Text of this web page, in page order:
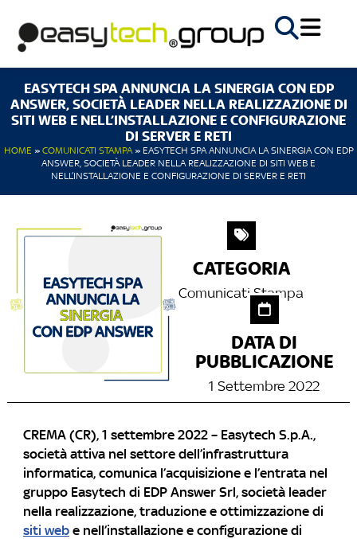
EASYTECH SPA ANNUNCIA LA SINERGIA CON EDP
ANSWER, SOCIETÀ LEADER NELLA REALIZZAZIONE DI
SITI WEB E NELL’INSTALLAZIONE E CONFIGURAZIONE
DI SERVER E RETI
HOME »COMUNICATI STAMPA» EASYTECH SPA ANNUNCIA LA SINERGIA CON EDP
ANSWER, SOCIETÀ LEADER NELLA REALIZZAZIONE DI SITI WEB E
NELL’INSTALLAZIONE E CONFIGURAZIONE DI SERVER E RETI
CATEGORIA
Comunicati Stampa
DATA DI
PUBBLICAZIONE
1 Settembre 2022
CREMA (CR), 1 settembre 2022 – Easytech S.p.A.,
società attiva nel settore dell’infrastruttura
informatica, comunica l’acquisizione e l’entrata nel
gruppo Easytech di EDP Answer Srl, società leader
nella realizzazione, traduzione e ottimizzazione di
siti webe nell’installazione e configurazione di